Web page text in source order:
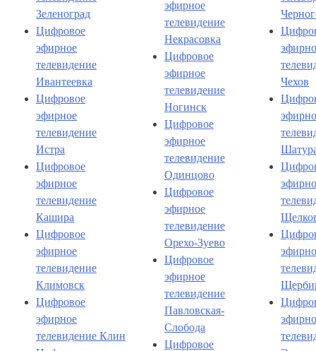
Зеленоград
Цифровое
эфирное
телевидение
Ивантеевка
Цифровое
эфирное
телевидение
Истра
Цифровое
эфирное
телевидение
Кашира
Цифровое
эфирное
телевидение
Климовск
Цифровое
эфирное
телевидение Клин
эфирное
телевидение
Некрасовка
Цифровое
эфирное
телевидение
Ногинск
Цифровое
эфирное
телевидение
Одинцово
Цифровое
эфирное
телевидение
Орехо-Зуево
Цифровое
эфирное
телевидение
Павловская-
Слобода
Цифровое
Чехов